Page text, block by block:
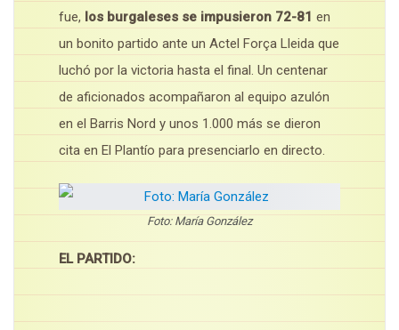
fue, los burgaleses se impusieron 72-81 en
un bonito partido ante un Actel Força Lleida que
luchó por la victoria hasta el final. Un centenar
de aficionados acompañaron al equipo azulón
en el Barris Nord y unos 1.000 más se dieron
cita en El Plantío para presenciarlo en directo.
Foto: María González
EL PARTIDO: